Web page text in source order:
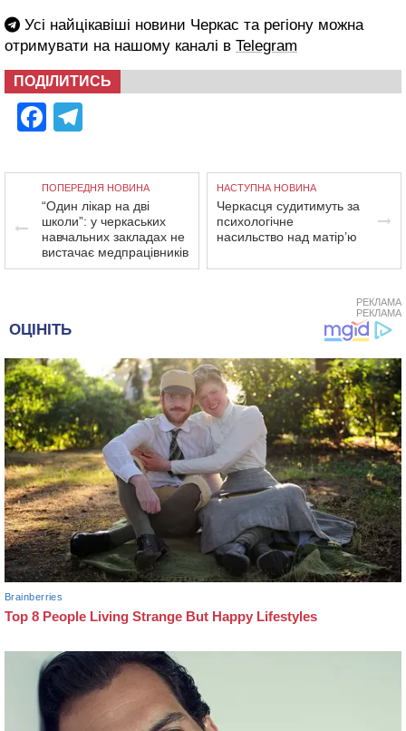
Усі найцікавіші новини Черкас та регіону можна
отримувати на нашому каналі в Telegram
ПОДІЛИТИСЬ
Facebook
ПОПЕРЕДНЯ НОВИНА
“Один лікар на дві
школи”: у черкаських
навчальних закладах не
вистачає медпрацівників
НАСТУПНА НОВИНА
Черкасця судитимуть за
психологічне
насильство над матір’ю
РЕКЛАМА
РЕКЛАМА